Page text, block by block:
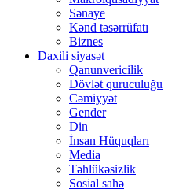
Sənaye
Kənd təsərrüfatı
Biznes
Daxili siyasət
Qanunvericilik
Dövlət quruculuğu
Cəmiyyət
Gender
Din
İnsan Hüquqları
Media
Təhlükəsizlik
Sosial sahə